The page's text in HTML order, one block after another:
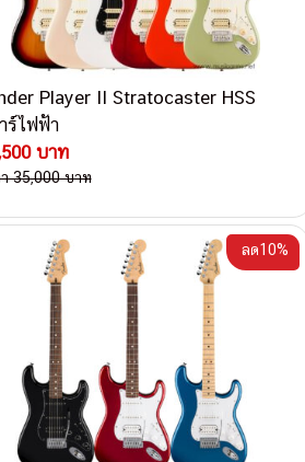
Player II Stratocaster HSS
ร์ไฟฟ้า
บาท
35,000 บาท
ลด10%